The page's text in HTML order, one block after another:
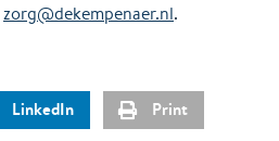
zorg@dekempenaer.nl.
LinkedIn Print